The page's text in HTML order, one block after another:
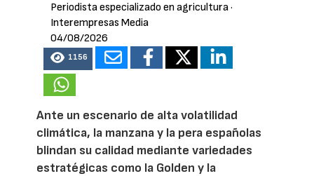
Periodista especializado en agricultura·
Interempresas Media
04/08/2026
1156
Ante un escenario de alta volatilidad
climática, la manzana y la pera españolas
blindan su calidad mediante variedades
estratégicas como la Golden y la